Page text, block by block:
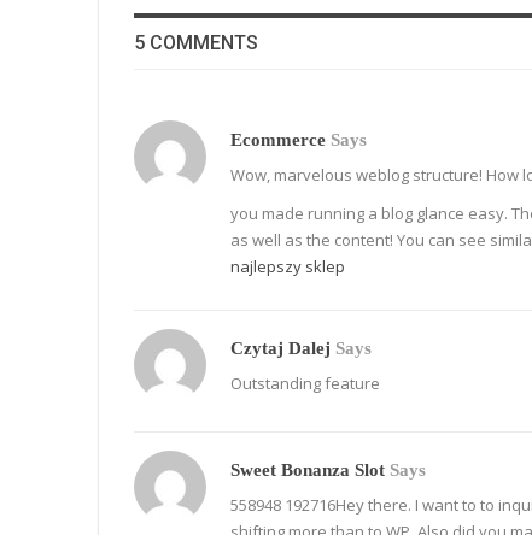
5 COMMENTS
Ecommerce Says
Wow, marvelous weblog structure! How
you made running a blog glance easy.
as well as the content! You can see
najlepszy sklep
Czytaj Dalej Says
Outstanding feature
Sweet Bonanza Slot Says
558948 192716Hey there. I want to to